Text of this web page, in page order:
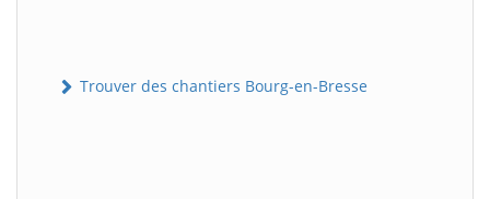
Trouver des chantiers Bourg-en-Bresse